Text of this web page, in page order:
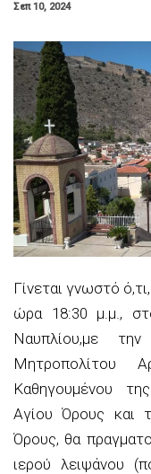
Σεπ 10, 2024
Γίνεται γνωστό
ώρα 18:30 μ.μ.,
Ναυπλίου,με
Μητροπολίτου
Καθηγουμένου
Αγίου Όρους και
Όρους, θα
ιερού λειψάνου